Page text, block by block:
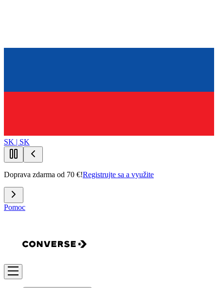
SK | SK
Doprava zdarma od 70 €!Registrujte sa a využite
Pomoc